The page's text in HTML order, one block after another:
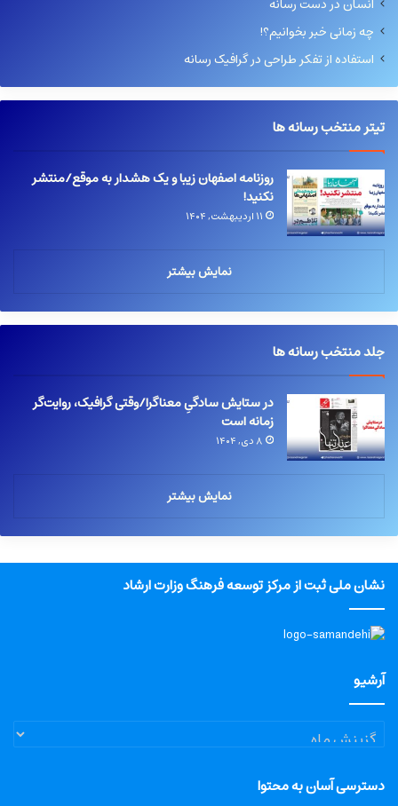
انسان در دست رسانه
چه زمانی خبر بخوانیم؟!
استفاده از تفکر طراحی در گرافیک رسانه
تیتر منتخب رسانه ها
روزنامه اصفهان زیبا و یک هشدار به موقع/منتشر
نکنید!
۱۱ اردیبهشت, ۱۴۰۴
نمایش بیشتر
جلد منتخب رسانه ها
در ستایش سادگیِ معناگرا/وقتی گرافیک، روایت‌گر
زمانه است
۸ دی, ۱۴۰۴
نمایش بیشتر
نشان ملی ثبت از مرکز توسعه فرهنگ وزارت ارشاد
آرشیو
آرشیو
دسترسی آسان به محتوا